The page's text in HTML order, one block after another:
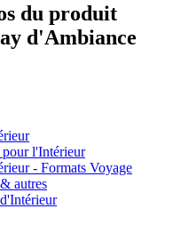
du produit
d'Ambiance
l'Intérieur
- Formats Voyage
autres